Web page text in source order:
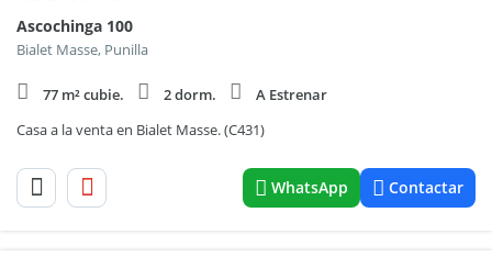
Ascochinga 100
Bialet Masse, Punilla
77 m² cubie. 2 dorm.
A Estrenar
Casa a la venta en Bialet Masse. (C431)
WhatsApp Contactar